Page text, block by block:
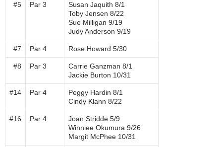
#5 Par 3
Susan Jaquith 8/1
Toby Jensen 8/22
Sue Milligan 9/19
Judy Anderson 9/19
#7 Par 4 Rose Howard 5/30
#8 Par 3
Carrie Ganzman 8/1
Jackie Burton 10/31
#14 Par 4
Peggy Hardin 8/1
Cindy Klann 8/22
#16 Par 4
Joan Stridde 5/9
Winniee Okumura 9/26
Margit McPhee 10/31